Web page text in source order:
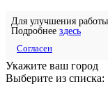
Для улучшения
Подробнее здесь
Согласен
Укажите ваш город
Выберите из списка: